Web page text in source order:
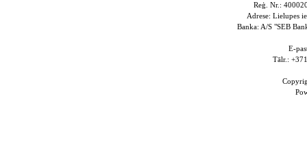
Reģ. Nr.:
Adrese: Lielupes
Banka: A/S "SEB
E-
Tālr.: